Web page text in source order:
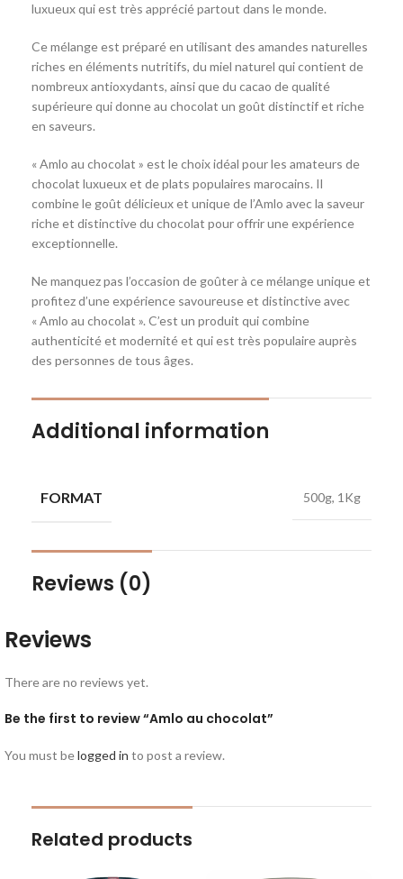
luxueux qui est très apprécié partout dans le monde.
Ce mélange est préparé en utilisant des amandes naturelles
riches en éléments nutritifs, du miel naturel qui contient de
nombreux antioxydants, ainsi que du cacao de qualité
supérieure qui donne au chocolat un goût distinctif et riche
en saveurs.
« Amlo au chocolat » est le choix idéal pour les amateurs de
chocolat luxueux et de plats populaires marocains. Il
combine le goût délicieux et unique de l’Amlo avec la saveur
riche et distinctive du chocolat pour offrir une expérience
exceptionnelle.
Ne manquez pas l’occasion de goûter à ce mélange unique et
profitez d’une expérience savoureuse et distinctive avec
« Amlo au chocolat ». C’est un produit qui combine
authenticité et modernité et qui est très populaire auprès
des personnes de tous âges.
Additional information
FORMAT 500g, 1Kg
Reviews (0)
Reviews
There are no reviews yet.
Be the first to review “Amlo au chocolat”
You must belogged in to post a review.
Related products